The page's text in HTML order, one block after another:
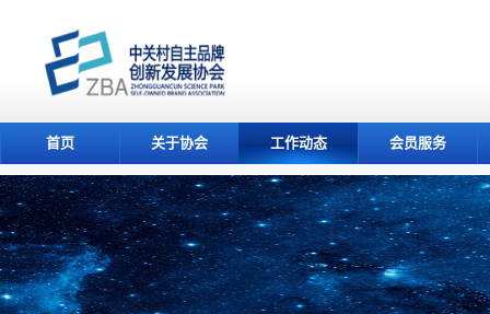
首页 关于协会 工作动态 会员服务